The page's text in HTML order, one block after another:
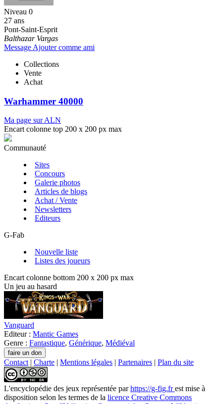
Niveau 0
27 ans
Pont-Saint-Esprit
Balthazar Vargas
Message Ajouter comme ami
Collections
Vente
Achat
Warhammer 40000
Ma page sur ALN
Encart colonne top 200 x 200 px max
Communauté
Sites
Concours
Galerie photos
Articles de blogs
Achat / Vente
Newsletters
Editeurs
G-Fab
Nouvelle liste
Listes des joueurs
Encart colonne bottom 200 x 200 px max
Un jeu au hasard
Vanguard
Editeur : Mantic Games
Genre : Fantastique, Générique, Médiéval
Contact | Charte | Mentions légales | Partenaires | Plan du site
L'encyclopédie des jeux représentée parhttps://g-fig.frest mise à
disposition selon les termes de la licence Creative Commons